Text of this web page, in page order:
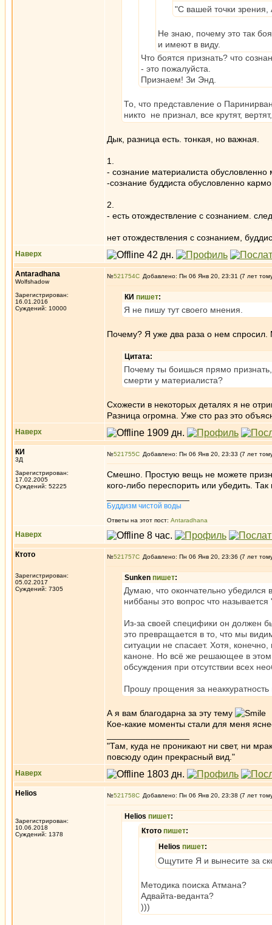
"С вашей точки зрения,
Не знаю, почему это так
и имеют в виду.
Что боятся признать? что
- это пожалуйста.
Признаем! Зи Энд.
То, что представление о
никто не признал, все крутят,
Дык, разница есть. тонкая, но важная.
1.
- сознание материалиста обусловленно
-сознание буддиста обусловленно
2.
- есть отождествление с сознанием.
нет отождествления с сознанием,
Наверх
Antaradhana
Wolfshadow
Зарегистрирован:
16.01.2016
Суждений: 10000
№521754 Добавлено: Пн 06 Янв 20, 23:31 (7 лет
КИ пишет:
Я не пишу тут своего мнения.
Почему? Я уже два раза о нем спросил.
Цитата:
Почему ты боишься прямо
смерти у материалиста?
Схожести в некоторых деталях я не
Разница огромна. Уже сто раз это
Наверх
КИ
3Д
Зарегистрирован:
17.02.2005
Суждений: 52225
№521755 Добавлено: Пн 06 Янв 20, 23:33 (7 лет
Смешно. Простую вещь не можете
кого-либо переспорить или убедить.
Буддизм чистой воды
Ответы на этот пост: Antaradhana
Наверх
Ктото
Зарегистрирован:
05.02.2017
Суждений: 7305
№521757 Добавлено: Пн 06 Янв 20, 23:36 (7 лет
Sunken пишет:
Думаю, что окончательно
ниббаны это вопрос что
Из-за своей специфики он должен
это превращается в то, что мы
ситуации не спасает. Хотя,
каноне. Но всё же решающее в этом
обсуждения при отсутствии всех
Прошу прощения за
А я вам благодарна за эту тему
Кое-какие моменты стали для меня
"Там, куда не проникают ни свет, ни
повсюду один прекрасный вид."
Наверх
Helios
Зарегистрирован:
10.06.2018
Суждений: 1378
№521758 Добавлено: Пн 06 Янв 20, 23:38 (7 лет
Helios пишет:
Ктото пишет:
Helios пишет:
Ощутите Я и вынесите за
Методика поиска Атмана?
Адвайта-веданта?
)))